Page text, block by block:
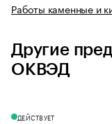
Работы каменные и
Другие
ОКВЭД
ДЕЙСТВУЕТ